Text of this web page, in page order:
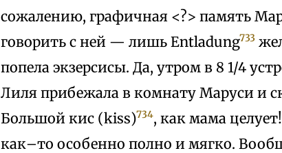
сожалению, графичная <?> память
говорить с ней — лишь Entladung733
попела экзерсисы. Да, утром в 8 1/4
Лиля прибежала в комнату Маруси и
Большой кис (kiss)734, как мама
как–то особенно полно и мягко.